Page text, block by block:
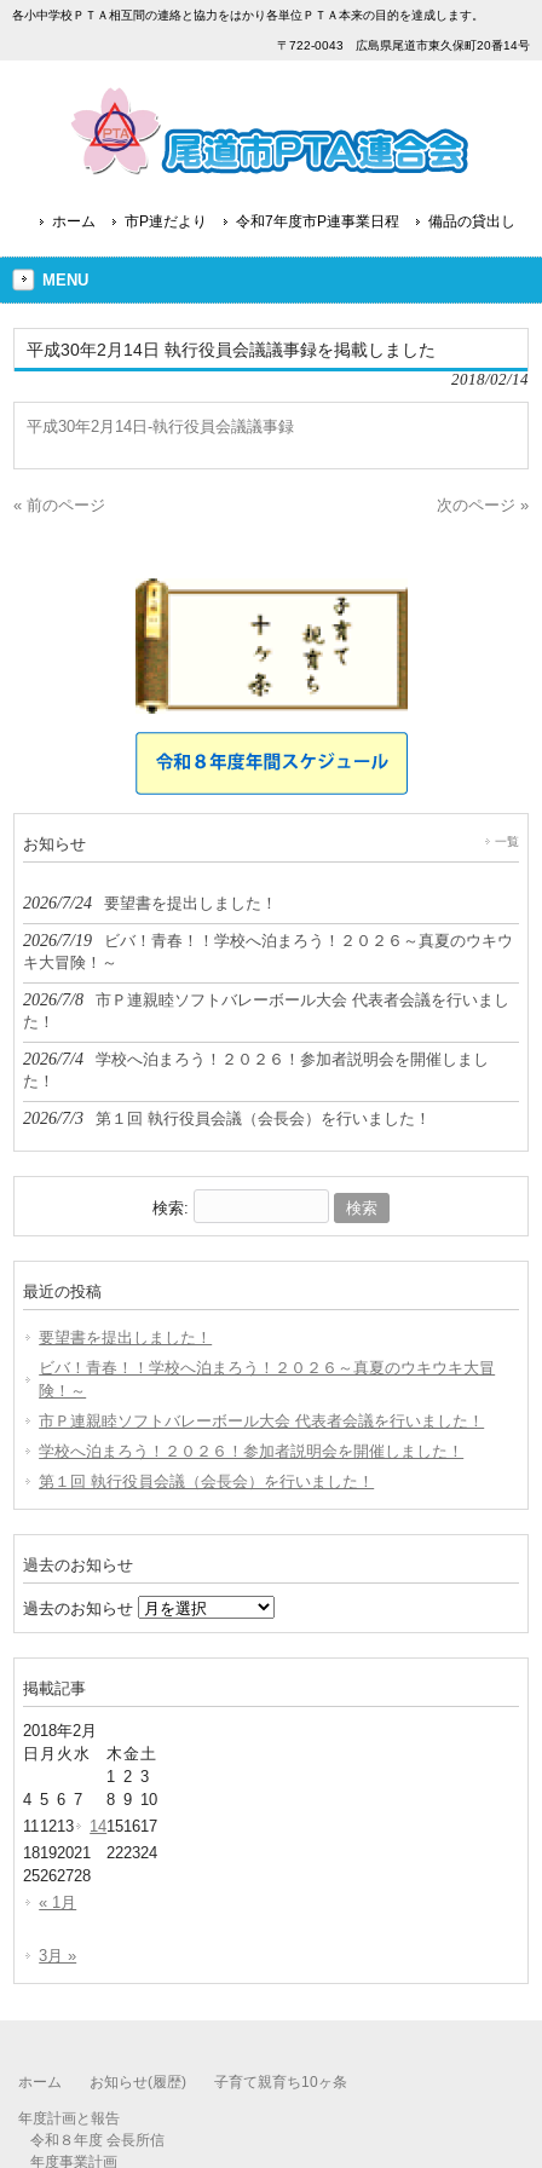
各小中学校ＰＴＡ相互間の連絡と協力をはかり各単位ＰＴＡ本来の目的を達成します。
〒722-0043 広島県尾道市東久保町20番14号
ホーム 市P連だより 令和7年度市P連事業日程 備品の貸出し
MENU
平成30年2月14日 執行役員会議議事録を掲載しました
2018/02/14
平成30年2月14日-執行役員会議議事録
« 前のページ 次のページ »
お知らせ 一覧
2026/7/24 要望書を提出しました！
2026/7/19
ビバ！青春！！学校へ泊まろう！２０２６～真夏のウキウ
キ大冒険！～
2026/7/8
市Ｐ連親睦ソフトバレーボール大会 代表者会議を行いまし
た！
2026/7/4
学校へ泊まろう！２０２６！参加者説明会を開催しまし
た！
2026/7/3 第１回 執行役員会議（会長会）を行いました！
検索:
最近の投稿
要望書を提出しました！
ビバ！青春！！学校へ泊まろう！２０２６～真夏のウキウキ大冒
険！～
市Ｐ連親睦ソフトバレーボール大会 代表者会議を行いました！
学校へ泊まろう！２０２６！参加者説明会を開催しました！
第１回 執行役員会議（会長会）を行いました！
過去のお知らせ
過去のお知らせ
掲載記事
2018年2月
日 月 火 水 木金土
1 2 3
4 5 6 7 8 9 10
111213 14151617
18192021 222324
25262728
« 1月
3月 »
ホーム お知らせ(履歴) 子育て親育ち10ヶ条
年度計画と報告
令和８年度 会長所信
年度事業計画